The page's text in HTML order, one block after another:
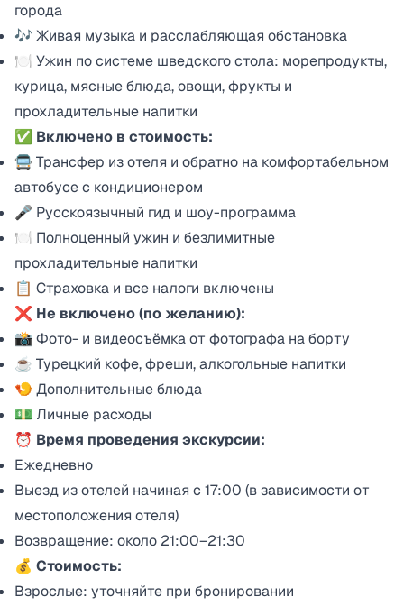
города
🎶 Живая музыка и расслабляющая обстановка
🍽 Ужин по системе шведского стола: морепродукты,
курица, мясные блюда, овощи, фрукты и
прохладительные напитки
✅ Включено в стоимость:
🚍 Трансфер из отеля и обратно на комфортабельном
автобусе с кондиционером
🎤 Русскоязычный гид и шоу-программа
🍽 Полноценный ужин и безлимитные
прохладительные напитки
📋 Страховка и все налоги включены
❌ Не включено (по желанию):
📸 Фото- и видеосъёмка от фотографа на борту
☕ Турецкий кофе, фреши, алкогольные напитки
🍤 Дополнительные блюда
💵 Личные расходы
⏰ Время проведения экскурсии:
Ежедневно
Выезд из отелей начиная с 17:00 (в зависимости от
местоположения отеля)
Возвращение: около 21:00–21:30
💰 Стоимость:
Взрослые: уточняйте при бронировании